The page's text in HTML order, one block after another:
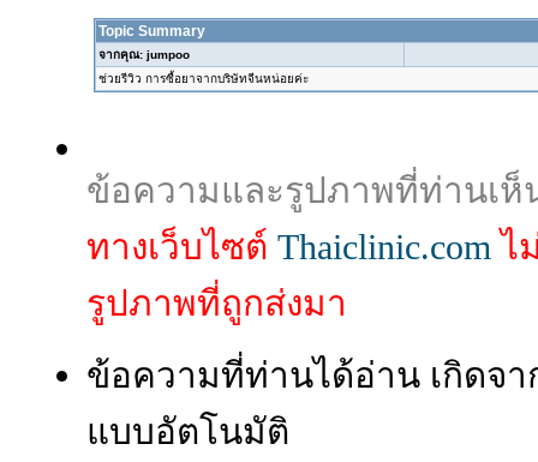
Topic Summary
จากคุณ: jumpoo
ช่วยรีวิว การซื้อยาจากบริษัทจีนหน่อยค่ะ
ข้อความและรูปภาพที่ท่านเห็
ทางเว็บไซต์ Thaiclinic.com ไ
รูปภาพที่ถูกส่งมา
ข้อความที่ท่านได้อ่าน เกิดจ
แบบอัตโนมัติ